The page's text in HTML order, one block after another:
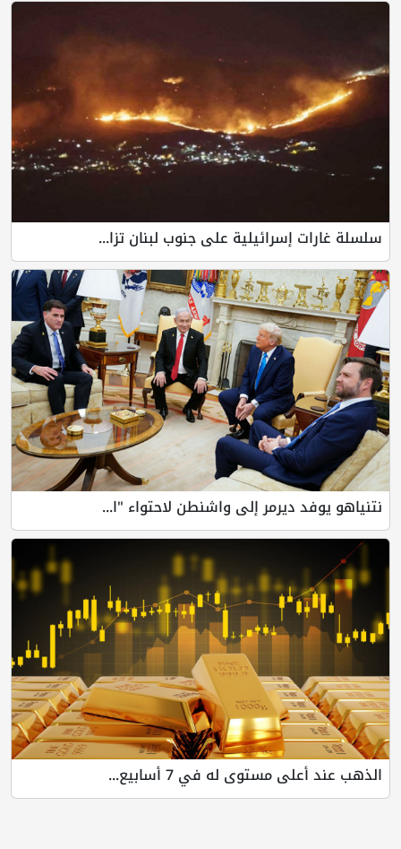
سلسلة غارات إسرائيلية على جنوب لبنان تزا...
نتنياهو يوفد ديرمر إلى واشنطن لاحتواء "ا...
الذهب عند أعلى مستوى له في 7 أسابيع...